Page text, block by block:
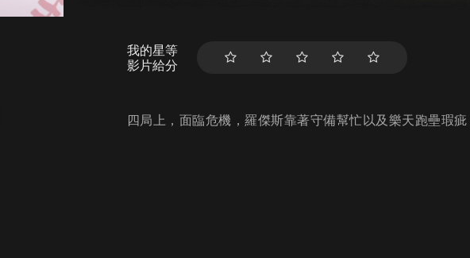
我的星等
影片給分
四局上，面臨危機，羅傑斯靠著守備幫忙以及樂天跑壘瑕